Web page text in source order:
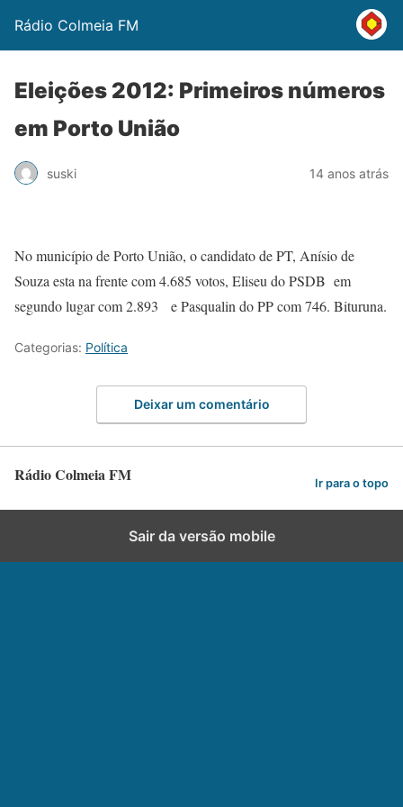
Rádio Colmeia FM
Eleições 2012: Primeiros números
em Porto União
suski 14 anos atrás
No município de Porto União, o candidato de PT, Anísio de
Souza esta na frente com 4.685 votos, Eliseu do PSDB em
segundo lugar com 2.893 e Pasqualin do PP com 746. Bituruna.
Categorias: Política
Deixar um comentário
Rádio Colmeia FM Ir para o topo
Sair da versão mobile